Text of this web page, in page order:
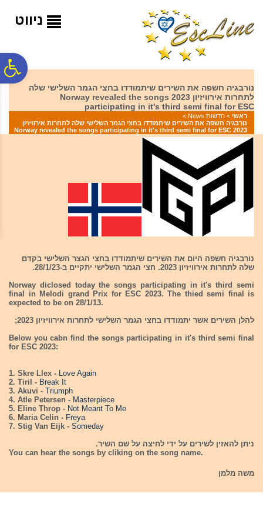
המרכזי
ניווט
נורבגיה חשפה את השירים שיתמודדו בחצי הגמר השלישי שלה
לתחרות אירוויזיון 2023 Norway revealed the songs
participating in it's third semi final for ESC
ראשי > חדשות News
>
נורבגיה חשפה את השירים שיתמודדו בחצי הגמר השלישי שלה לתחרות אירוויזיון
2023 Norway revealed the songs participating in it's third semi final for ESC
נורבגיה חשפה היום את השירים שיתמודדו בחצי הגצר השלישי בקדם
שלה לתחרות אירוויזיון 2023. חצי הגמר השלישי יתקיים ב-28/1/23.
Norway diclosed today the songs participating in it's third semi
final in Melodi grand Prix for ESC 2023. The thied semi final is
expected to be on 28/1/13.
להלן השירים אשר יתמודדו בחצי הגמר השלישי לתחרות אירוויזיון 2023;
Below you cabn find the songs participating in it's third semi final
for ESC 2023:
1. Skre Llex - Love Again
2. Tiril - Break It
3. Akuvi - Triumph
4. Atle Petersen - Masterpiece
5. Eline Throp - Not Meant To Me
6. Maria Celin - Freya
7. Stig Van Eijk - Someday
ניתן להאזין לשירים על ידי לחיצה על שם השיר.
You can hear the songs by cliking on the song name.
משה מלמן